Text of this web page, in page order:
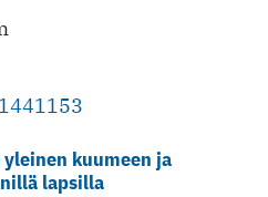
yleinen kuumeen ja
lapsilla